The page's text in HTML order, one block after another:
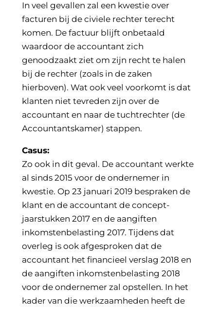
In veel gevallen zal een kwestie over
facturen bij de civiele rechter terecht
komen. De factuur blijft onbetaald
waardoor de accountant zich
genoodzaakt ziet om zijn recht te halen
bij de rechter (zoals in de zaken
hierboven). Wat ook veel voorkomt is dat
klanten niet tevreden zijn over de
accountant en naar de tuchtrechter (de
Accountantskamer) stappen.
Casus:
Zo ook in dit geval. De accountant werkte
al sinds 2015 voor de ondernemer in
kwestie. Op 23 januari 2019 bespraken de
klant en de accountant de concept-
jaarstukken 2017 en de aangiften
inkomstenbelasting 2017. Tijdens dat
overleg is ook afgesproken dat de
accountant het financieel verslag 2018 en
de aangiften inkomstenbelasting 2018
voor de ondernemer zal opstellen. In het
kader van die werkzaamheden heeft de